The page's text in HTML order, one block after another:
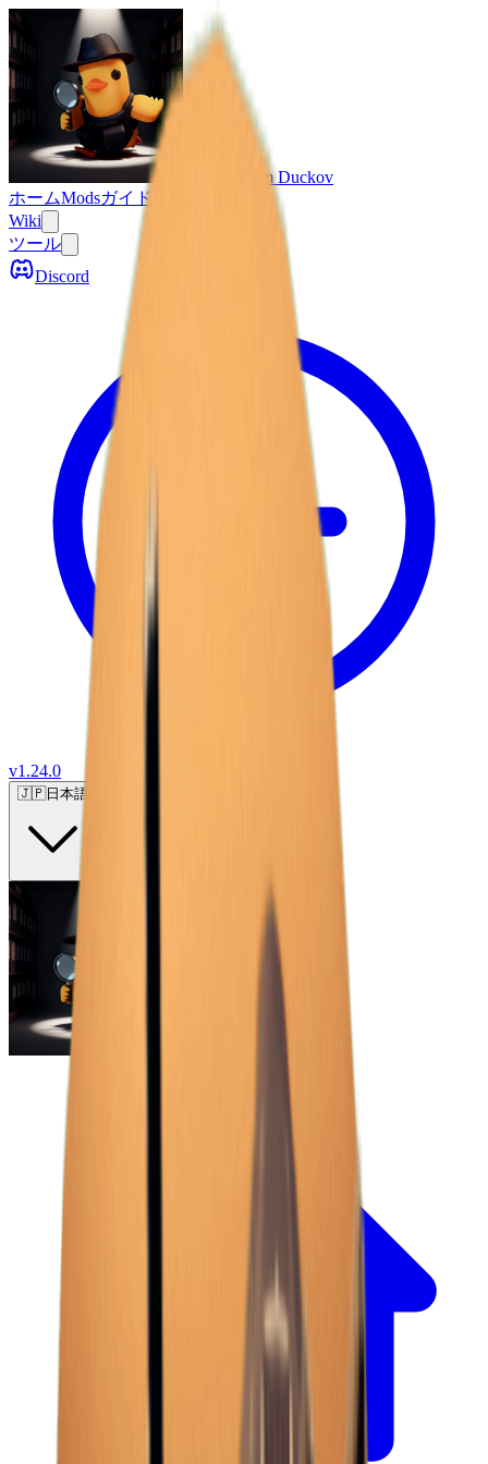
Escape From Duckov
ホームModsガイド
Wiki
ツール
Discord
v1.24.0
🇯🇵日本語
Escape From Duckov